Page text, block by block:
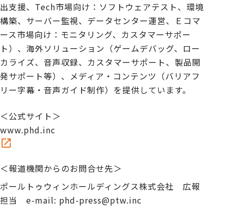
出支援、Tech市場向け：ソフトウェアテスト、環境
構築、サーバー監視、データセンター運営、Ｅコマ
ース市場向け：モニタリング、カスタマーサポー
ト）、海外ソリューション（ゲームデバッグ、ロー
カライズ、音声収録、カスタマーサポート、製品開
発サポート等）、メディア・コンテンツ（バリアフ
リー字幕・音声ガイド制作）を提供しています。
＜公式サイト＞
www.phd.inc
＜報道機関からのお問合せ先＞
ポールトゥウィンホールディングス株式会社 広報
担当 e-mail: phd-press@ptw.inc